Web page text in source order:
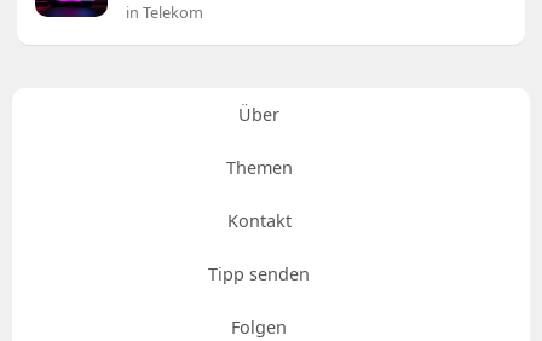
in Telekom
Über
Themen
Kontakt
Tipp senden
Folgen